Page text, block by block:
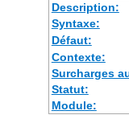
Description:
Syntaxe:
Défaut:
Contexte:
Surcharges
Statut:
Module: